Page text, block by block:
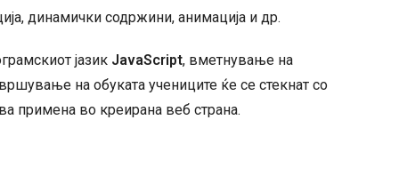
динамички содржини, анимација и др.
јазик JavaScript, вметнување на
на обуката учениците ќе се стекнат со
примена во креирана веб страна.